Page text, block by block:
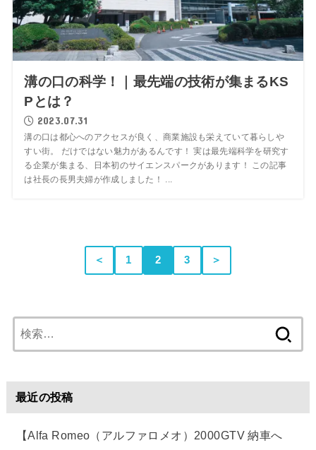
溝の口の科学！｜最先端の技術が集まるKS
Pとは？
2023.07.31
溝の口は都心へのアクセスが良く、商業施設も栄えていて暮らしや
すい街。 だけではない魅力があるんです！ 実は最先端科学を研究す
る企業が集まる、日本初のサイエンスパークがあります！ この記事
は社長の長男夫婦が作成しました！ ...
＜ 1 2 3 ＞
索:
最近の投稿
【Alfa Romeo（アルファロメオ）2000GTV 納車へ